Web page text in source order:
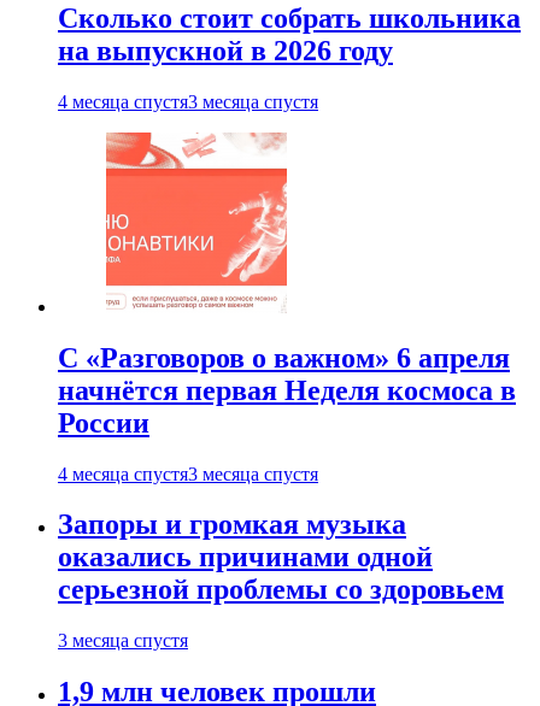
Сколько стоит собрать школьника
на выпускной в 2026 году
4 месяца спустя3 месяца спустя
С «Разговоров о важном» 6 апреля
начнётся первая Неделя космоса в
России
4 месяца спустя3 месяца спустя
Запоры и громкая музыка
оказались причинами одной
серьезной проблемы со здоровьем
3 месяца спустя
1,9 млн человек прошли